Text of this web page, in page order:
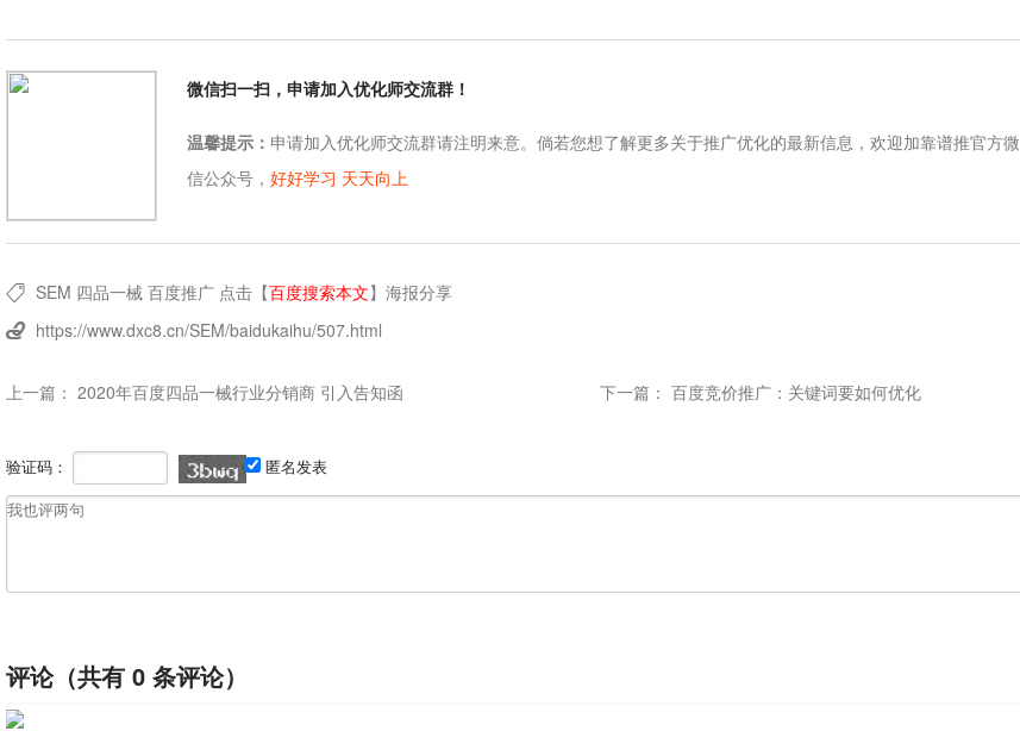
微信扫一扫，申请加入优化师交流群！
温馨提示： 申请加入优化师交流群请注明来意。倘若您想了解更多关于推广优化的最新信息，欢迎加靠谱推官方微
信公众号， 好好学习 天天向上
 SEM 四品一械 百度推广点击【百度搜索本文】 海报分享
 https://www.dxc8.cn/SEM/baidukaihu/507.html
上一篇： 2020年百度四品一械行业分销商 引入告知函 下一篇： 百度竞价推广：关键词要如何优化
验证码： 匿名发表
评论（共有 0 条评论）